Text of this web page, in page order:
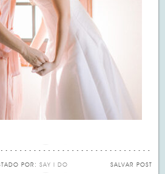
SALVAR POST
POR: SAY I DO